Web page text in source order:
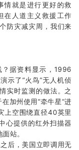
情就是进行更好的救
在人道主义救援工作
防灾减灾周，我们来
据资料显示，1996
示了“火鸟”无人机侦
实时监测的做法。之
加州使用“牵牛星”进
上空围绕直径40英里
心提供的红外扫描器
站。
后，美国立即调用无